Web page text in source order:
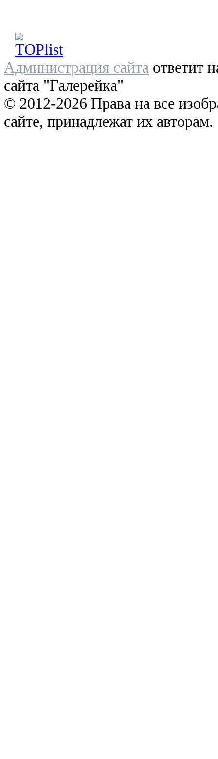
Администрация сайта ответит
сайта "Галерейка"
© 2012-2026 Права на все
сайте, принадлежат их авторам.